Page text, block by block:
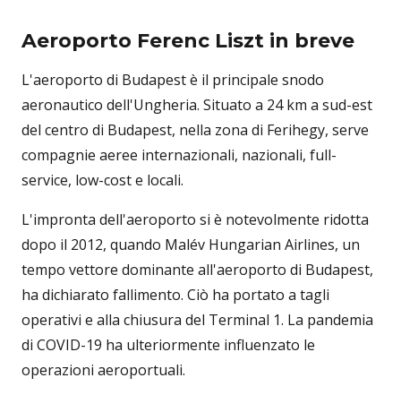
Aeroporto Ferenc Liszt in breve
L'aeroporto di Budapest è il principale snodo
aeronautico dell'Ungheria. Situato a 24 km a sud-est
del centro di Budapest, nella zona di Ferihegy, serve
compagnie aeree internazionali, nazionali, full-
service, low-cost e locali.
L'impronta dell'aeroporto si è notevolmente ridotta
dopo il 2012, quando Malév Hungarian Airlines, un
tempo vettore dominante all'aeroporto di Budapest,
ha dichiarato fallimento. Ciò ha portato a tagli
operativi e alla chiusura del Terminal 1. La pandemia
di COVID-19 ha ulteriormente influenzato le
operazioni aeroportuali.